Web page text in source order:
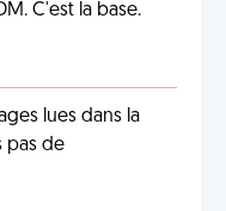
C'est la base.
lues dans la
pas de